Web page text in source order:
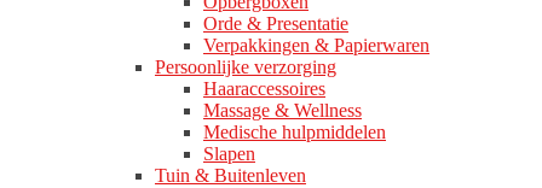
Orde & Presentatie
Verpakkingen & Papierwaren
Persoonlijke verzorging
Haaraccessoires
Massage & Wellness
Medische hulpmiddelen
Slapen
Tuin & Buitenleven